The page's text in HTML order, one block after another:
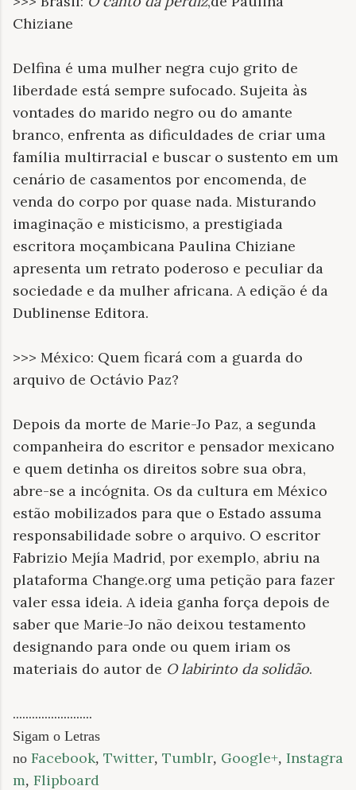
Chiziane
Delfina é uma mulher negra cujo grito de
liberdade está sempre sufocado. Sujeita às
vontades do marido negro ou do amante
branco, enfrenta as dificuldades de criar uma
família multirracial e buscar o sustento em um
cenário de casamentos por encomenda, de
venda do corpo por quase nada. Misturando
imaginação e misticismo, a prestigiada
escritora moçambicana Paulina Chiziane
apresenta um retrato poderoso e peculiar da
sociedade e da mulher africana. A edição é da
Dublinense Editora.
>>> México: Quem ficará com a guarda do
arquivo de Octávio Paz?
Depois da morte de Marie-Jo Paz, a segunda
companheira do escritor e pensador mexicano
e quem detinha os direitos sobre sua obra,
abre-se a incógnita. Os da cultura em México
estão mobilizados para que o Estado assuma
responsabilidade sobre o arquivo. O escritor
Fabrizio Mejía Madrid, por exemplo, abriu na
plataforma Change.org uma petição para fazer
valer essa ideia. A ideia ganha força depois de
saber que Marie-Jo não deixou testamento
designando para onde ou quem iriam os
materiais do autor de O labirinto da solidão.
.........................
Sigam o Letras
no Facebook, Twitter, Tumblr, Google+, Instagra
m, Flipboard